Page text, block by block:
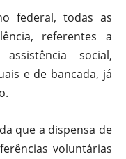
federal, todas as
referentes a
social,
e de bancada, já
que a dispensa de
voluntárias